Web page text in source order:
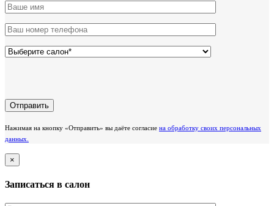
Нажимая на кнопку «Отправить» вы даёте согласие на обработку своих персональных
данных.
×
Записаться в салон